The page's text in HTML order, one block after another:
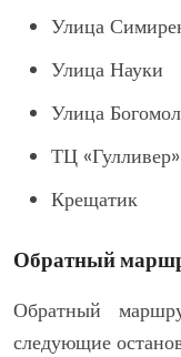
Улица
Улица Науки
Улица
ТЦ «Гулливер»
Крещатик
Обратный
Обратный
следующие